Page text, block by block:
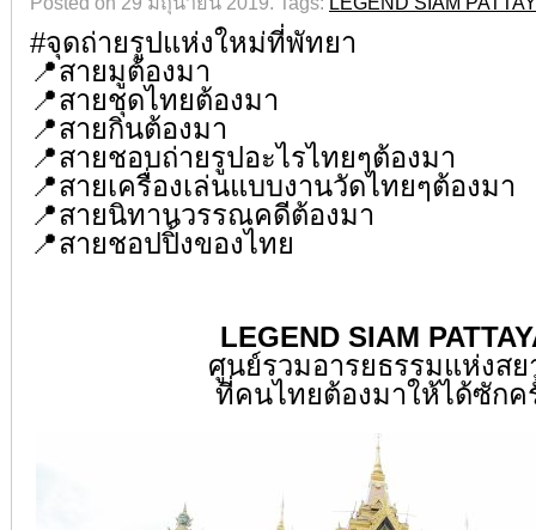
#จุดถ่ายรูปแห่งใหม่ที่พัทยา
📍สายมูต้องมา
📍สายชุดไทยต้องมา
📍สายกินต้องมา
📍สายชอบถ่ายรูปอะไรไทยๆต้องมา
📍สายเครื่องเล่นแบบงานวัดไทยๆต้องมา
📍สายนิทานวรรณคดีต้องมา
📍สายชอปปิ้งของไทย
LEGEND SIAM
ศูนย์รวมอารยธรรมแห่งสย
ที่คนไทยต้องมาให้ได้ซักค